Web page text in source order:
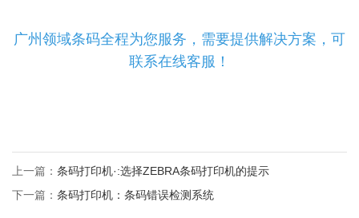
广州领域条码全程为您服务，需要提供解决方案，可
联系在线客服！
上一篇： 条码打印机·:选择ZEBRA条码打印机的提示
下一篇： 条码打印机：条码错误检测系统